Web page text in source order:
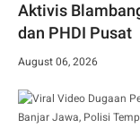
Aktivis
dan PHDI Pusat
August 06, 2026